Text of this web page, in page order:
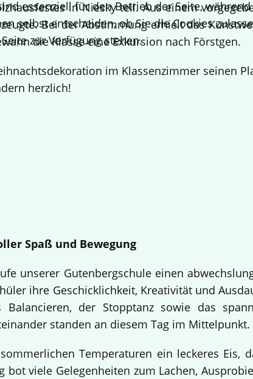
in Niesky teil. Aus einem
Bei der Abstimmung erhielt das
die Klasse eine Exkursion nach Förstgen.
im Klassenzimmer seinen
herzlich!
Spaß und Bewegung
unserer Gutenbergschule einen
ihre Geschicklichkeit, Kreativität und
der Stopptanz sowie das
standen an diesem Tag im Mittelpunkt.
Temperaturen ein leckeres Eis,
viele Gelegenheiten zum Lachen,
essenziell für den Betrieb der Seite,
selbst entscheiden, ob Sie die Cookies
zur Verfügung stehen.